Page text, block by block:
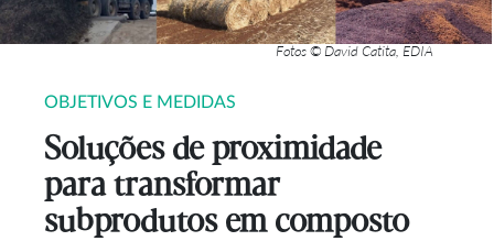
Fotos © David Catita, EDIA
OBJETIVOS E MEDIDAS
Soluções de proximidade
para transformar
subprodutos em composto